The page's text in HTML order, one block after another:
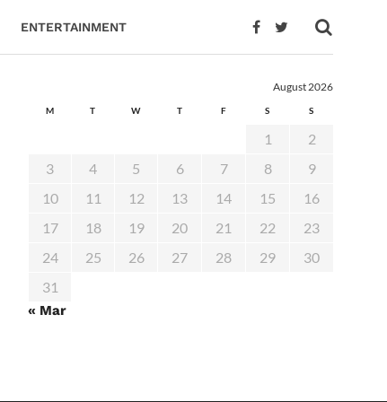
ENTERTAINMENT
August 2026
M T W T F S S
1
2
3
4 5 6 7 8
9
10
11 12 13 14 15
16
17
18 19 20 21 22
23
24
25 26 27 28 29
30
31
« Mar